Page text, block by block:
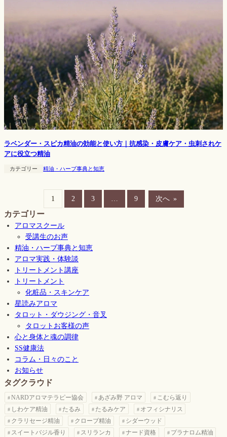
ラベンダー・スピカ精油の効能と使い方｜抗感染・皮膚ケア・虫刺されケ
アに役立つ精油
カテゴリー 精油・ハーブ事典と知恵
1 2 3 9 次へ »
カテゴリー
アロマスクール
受講生のお声
精油・ハーブ事典と知恵
アロマ実践・体験談
トリートメント講座
トリートメント
化粧品・スキンケア
星読みアロマ
タロット・ダウジング・音叉
タロットお客様の声
心と身体と魂の調律
SS健康法
コラム・日々のこと
お知らせ
タグクラウド
NARDアロマテラピー協会 あざみ野 アロマ
こむら返り
しわケア精油
たるみ たるみケア
オフィシナリス
クラリセージ精油
クローブ精油
シダーウッド
スイートバジル香り
スリランカ ナード資格
プラナロム精油